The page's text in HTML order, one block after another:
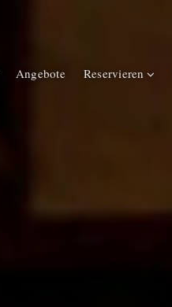
Angebote Reservieren